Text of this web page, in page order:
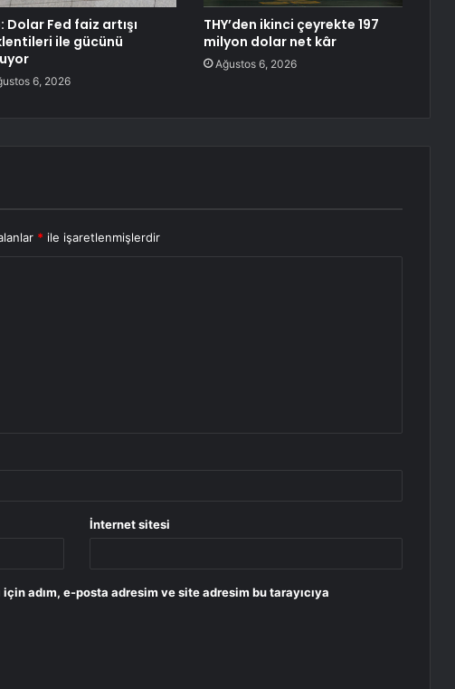
Dolar Fed faiz artışı
ile gücünü
6, 2026
THY’den ikinci çeyrekte 197
milyon dolar net kâr
Ağustos 6, 2026
* ile işaretlenmişlerdir
İnternet sitesi
adım, e-posta adresim ve site adresim bu tarayıcıya